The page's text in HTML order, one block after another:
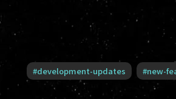
#development-updates #new-